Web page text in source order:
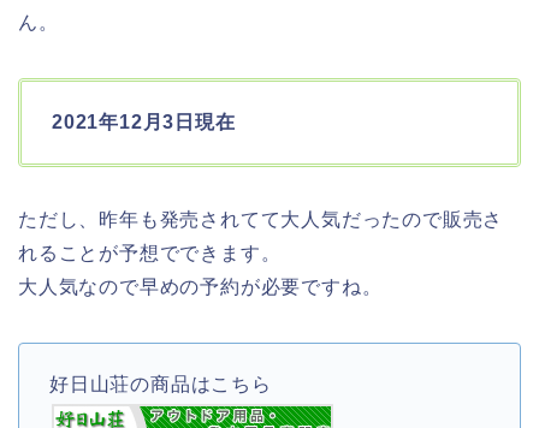
ん。
2021年12月3日現在
ただし、昨年も発売されてて大人気だったので販売さ
れることが予想でできます。
大人気なので早めの予約が必要ですね。
好日山荘の商品はこちら